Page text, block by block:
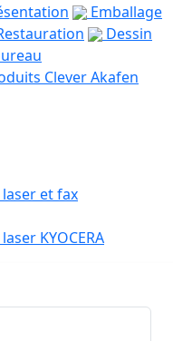
Emballage
Dessin
Clever Akafen
et fax
KYOCERA